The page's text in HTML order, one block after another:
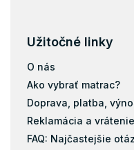
Užitočné linky
O nás
Ako vybrať matrac?
Doprava, platba,
Reklamácia a
FAQ: Najčastejšie